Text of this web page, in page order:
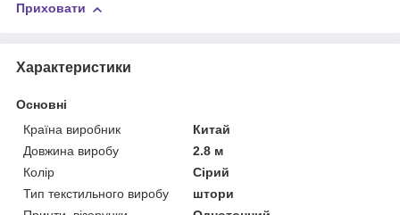
Приховати
Характеристики
Основні
Країна виробник
Китай
Довжина виробу
2.8 м
Колір
Сірий
Тип текстильного виробу
штори